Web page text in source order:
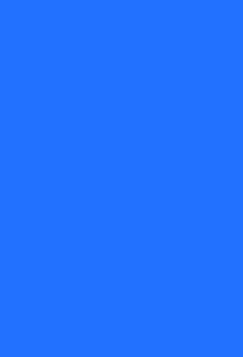
Una publicación
, el
mostrando la
Con “Euforia”, Kidd Voodoo
agresivos del trap para
aparece como una de las